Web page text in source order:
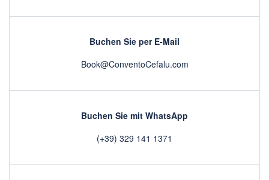
Buchen Sie per E-Mail
Book@ConventoCefalu.com
Buchen Sie mit WhatsApp
(+39) 329 141 1371